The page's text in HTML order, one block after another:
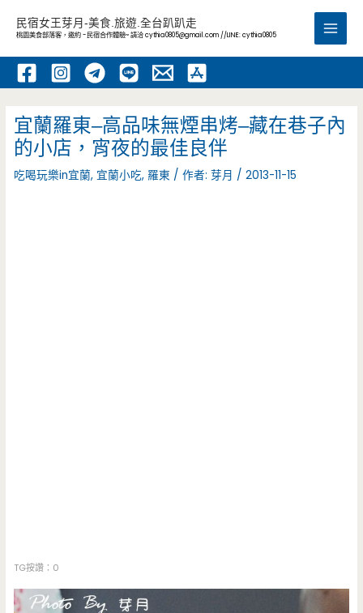
內
民宿女王芽月-美食.旅遊.全台趴趴走
桃園美食部落客，邀約 -民宿合作體驗~ 請洽cythia0805@gmail.com //LINE: cythia0805
Main
宜蘭羅東–高品味無煙串烤–藏在巷子內
的小店，宵夜的最佳良伴
吃喝玩樂in宜蘭, 宜蘭小吃, 羅東 / 作者:芽月 /2013-11-15
TG按讚：0